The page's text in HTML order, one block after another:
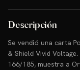
Descripción
Se vendió una carta
& Shield Vivid
166/185, muestra a